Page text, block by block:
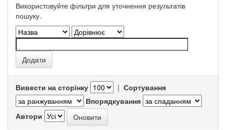
Використовуйте фільтри для уточнення результатів
пошуку.
Вивести на сторінку | Сортування
Впорядкування
Автори